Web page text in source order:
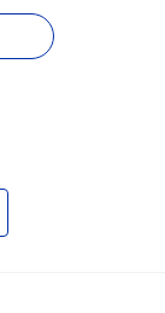
业在疫情中彰显
后期的厚积薄
人才培养，嵌
件全方位的人才